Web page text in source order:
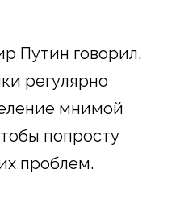
Путин говорил,
регулярно
мнимой
попросту
проблем.